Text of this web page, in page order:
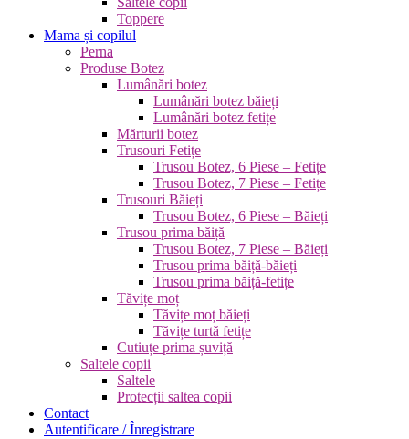
Toppere
Mama și copilul
Perna
Produse Botez
Lumânări botez
Lumânări botez băieți
Lumânări botez fetițe
Mărturii botez
Trusouri Fetițe
Trusou Botez, 6 Piese – Fetițe
Trusou Botez, 7 Piese – Fetițe
Trusouri Băieți
Trusou Botez, 6 Piese – Băieți
Trusou prima băiță
Trusou Botez, 7 Piese – Băieți
Trusou prima băiță-băieți
Trusou prima băiță-fetițe
Tăvițe moț
Tăvițe moț băieți
Tăvițe turtă fetițe
Cutiuțe prima șuviță
Saltele copii
Saltele
Protecții saltea copii
Contact
Autentificare / Înregistrare